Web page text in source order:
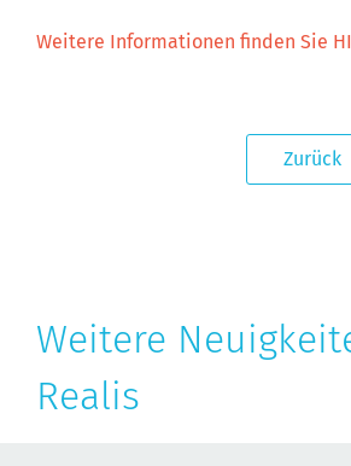
Weitere Informationen finden Sie
Zurück
Weitere
Realis